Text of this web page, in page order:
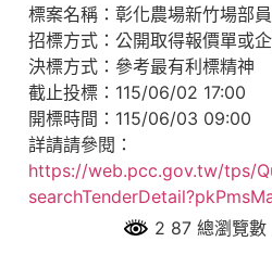
標案名稱：彰化農場新竹場部
招標方式：公開取得報價單或
決標方式：參考最有利標精神
截止投標：115/06/02 17:00
開標時間：115/06/03 09:00
詳請請參閱：
https://web.pcc.gov.tw/tps/
2 87 總瀏覽數